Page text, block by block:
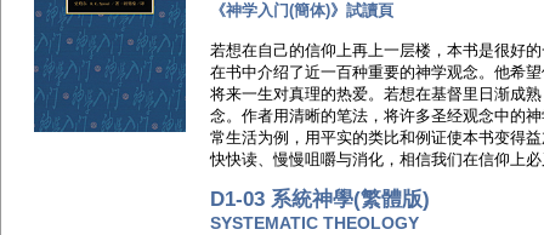
《神学入门(簡体)》試讀頁
若想在自己的信仰上再上一层楼，本书是很好
在书中介绍了近一百种重要的神学观念。他希
将来一生对真理的热爱。若想在基督里日渐成
念。作者用清晰的笔法，将许多圣经观念中的
常生活为例，用平实的类比和例证使本书变得
快快读、慢慢咀嚼与消化，相信我们在信仰上
D1-03 系統神學(繁體版)
SYSTEMATIC THEOLOGY